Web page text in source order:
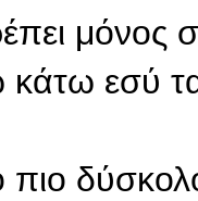
μόνος
εσύ
πιο